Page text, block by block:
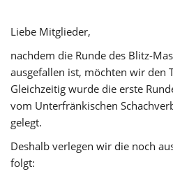
Liebe Mitglieder,
nachdem die Runde des Blitz-
ausgefallen ist, möchten wir den
Gleichzeitig wurde die erste
vom Unterfränkischen
gelegt.
Deshalb verlegen wir die noch
folgt: